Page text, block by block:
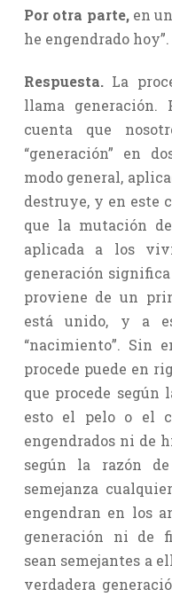
Por otra parte,en un
he engendrado hoy”.
Respuesta.La
llama generación.
cuenta que
“generación” en
modo general,
destruye, y en este
que la mutación
aplicada a los
generación
proviene de un
está unido, y a
“nacimiento”. Sin
procede puede en
que procede según
esto el pelo o el
engendrados ni de
según la razón
semejanza
engendran en los
generación ni de
sean semejantes a
verdadera